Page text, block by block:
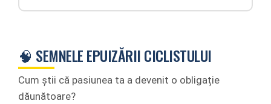
🧠 SEMNELE EPUIZĂRII CICLISTULUI
Cum știi că pasiunea ta a devenit o obligație
dăunătoare?